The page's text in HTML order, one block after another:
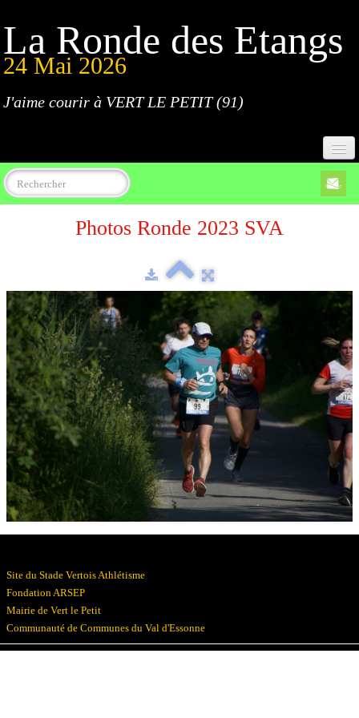
La Ronde des Etangs
24 Mai 2026
J'aime courir à VERT LE PETIT (91)
Accueil
Programme
Règlement
Parcours
Résultats
Devenez bénévoles
Partenaires
Photos
Photos Ronde 2023 SVA
Site du Stade Vertois Athlétisme
Fondation ARSEP
Mairie de Vert le Petit
Communauté de Communes du Val d'Essonne